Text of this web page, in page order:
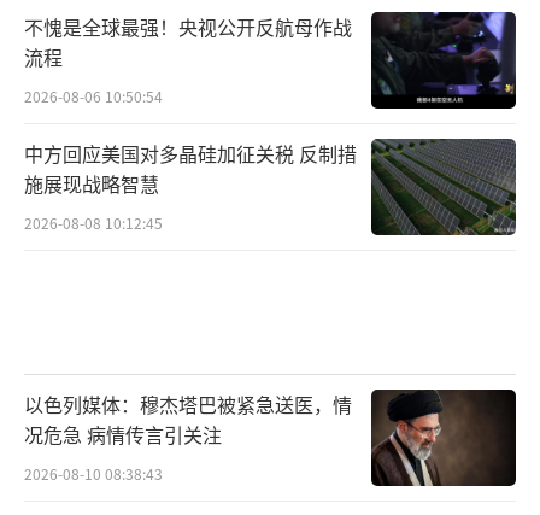
不愧是全球最强！央视公开反航母作战
流程
2026-08-06 10:50:54
中方回应美国对多晶硅加征关税 反制措
施展现战略智慧
2026-08-08 10:12:45
以色列媒体：穆杰塔巴被紧急送医，情
况危急 病情传言引关注
2026-08-10 08:38:43